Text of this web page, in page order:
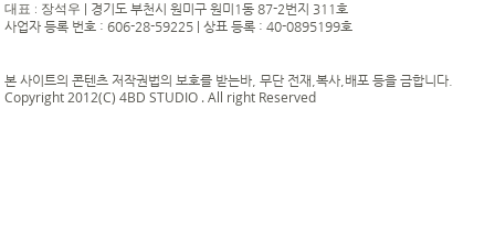
대표 : 장석우
경기도 부천시 원미구 원미1동 87-2번지 311호
사업자 등록 번호 : 606-28-59225 | 상표 등록 : 40-0895199호
본 사이트의 콘텐츠 저작권법의 보호를 받는바, 무단 전재,복사,배포 등을 금합니다.
Copyright 2012(C) 4BD STUDIO . All right Reserved